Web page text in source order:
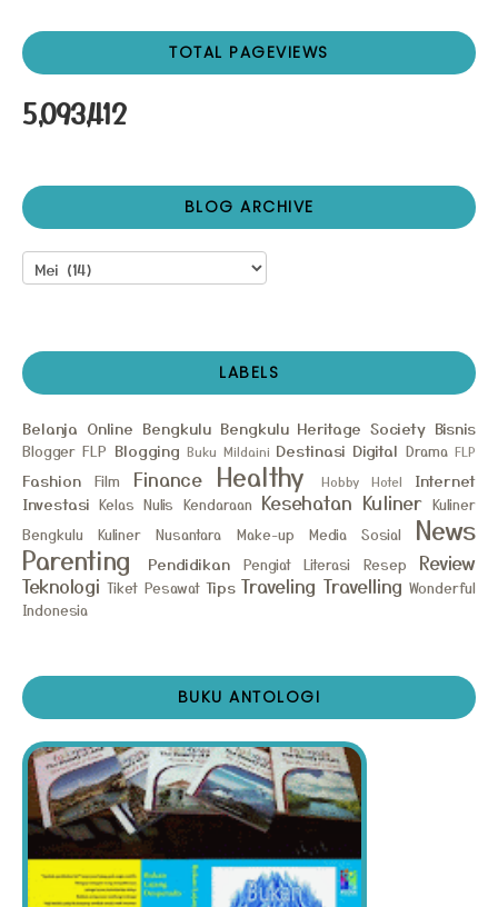
TOTAL PAGEVIEWS
5,093,412
BLOG ARCHIVE
LABELS
Belanja Online Bengkulu Bengkulu Heritage Society Bisnis
Blogger FLP Blogging Buku Mildaini Destinasi Digital Drama FLP
Fashion Film Finance Healthy Hobby Hotel
Internet
Investasi Kelas Nulis Kendaraan Kesehatan Kuliner Kuliner
Bengkulu
Kuliner Nusantara Make-up Media Sosial
News
Parenting
Pendidikan Pengiat Literasi Resep
Review
Teknologi Tiket Pesawat Tips Traveling Travelling Wonderful
Indonesia
BUKU ANTOLOGI